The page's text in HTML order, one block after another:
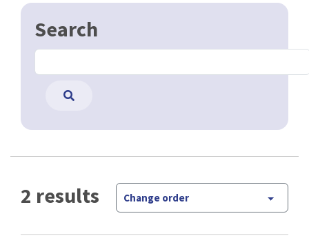
Search
2 results Change order